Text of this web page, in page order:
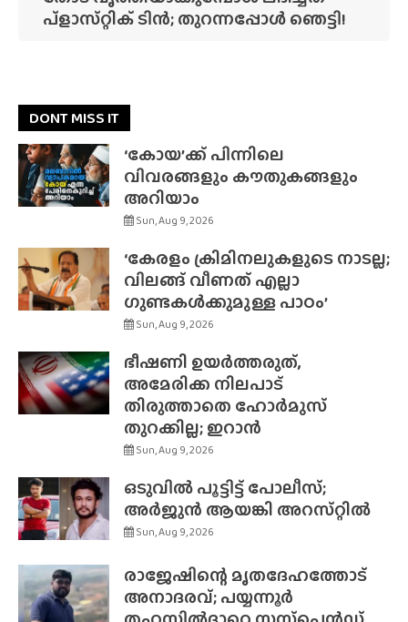
പ്‌ളാസ്‌റ്റിക് ടിൻ; തുറന്നപ്പോൾ ഞെട്ടി!
DONT MISS IT
‘കോയ’ക്ക് പിന്നിലെ
വിവരങ്ങളും കൗതുകങ്ങളും
അറിയാം
Sun, Aug 9, 2026
‘കേരളം ക്രിമിനലുകളുടെ നാടല്ല;
വിലങ്ങ് വീണത് എല്ലാ
ഗുണ്ടകൾക്കുമുള്ള പാഠം’
Sun, Aug 9, 2026
ഭീഷണി ഉയർത്തരുത്,
അമേരിക്ക നിലപാട്
തിരുത്താതെ ഹോർമുസ്
തുറക്കില്ല; ഇറാൻ
Sun, Aug 9, 2026
ഒടുവിൽ പൂട്ടിട്ട് പോലീസ്;
അർജുൻ ആയങ്കി അറസ്‌റ്റിൽ
Sun, Aug 9, 2026
രാജേഷിന്റെ മൃതദേഹത്തോട്
അനാദരവ്; പയ്യന്നൂർ